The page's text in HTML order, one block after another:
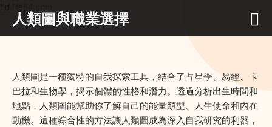
人類圖與職業選擇
人類圖是一種獨特的自我探索工具，結合了占星學、易經、卡
巴拉和生物學，揭示個體的性格和潛力。透過分析出生時間和
地點，人類圖能幫助你了解自己的能量類型、人生使命和內在
動機。這種綜合性的方法讓人類圖成為深入自我研究的利器，